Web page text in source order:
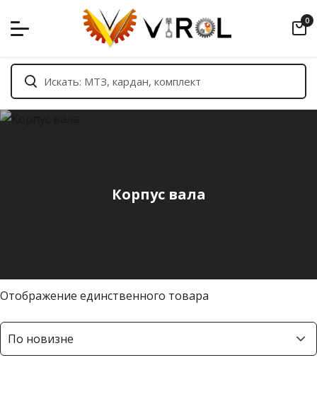
0
Корпус вала
Отображение единственного товара